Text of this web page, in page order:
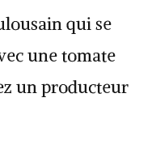
qui se
une tomate
un producteur